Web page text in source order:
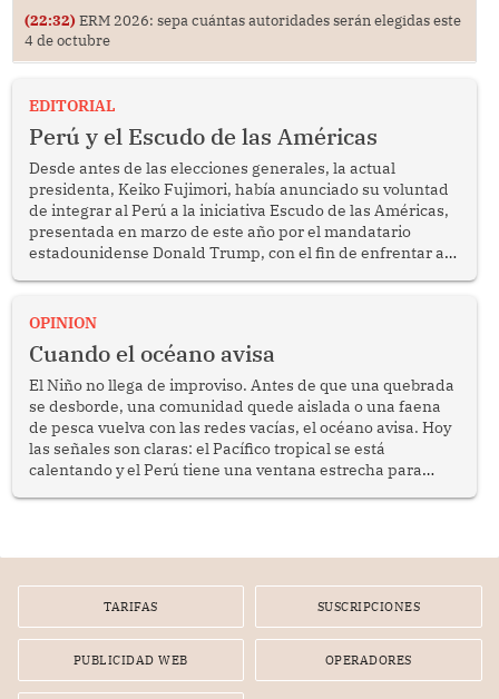
(22:32) ERM 2026: sepa cuántas autoridades serán elegidas este
4 de octubre
EDITORIAL
Perú y el Escudo de las Américas
Desde antes de las elecciones generales, la actual
presidenta, Keiko Fujimori, había anunciado su voluntad
de integrar al Perú a la iniciativa Escudo de las Américas,
presentada en marzo de este año por el mandatario
estadounidense Donald Trump, con el fin de enfrentar al
OPINION
Cuando el océano avisa
El Niño no llega de improviso. Antes de que una quebrada
se desborde, una comunidad quede aislada o una faena
de pesca vuelva con las redes vacías, el océano avisa. Hoy
las señales son claras: el Pacífico tropical se está
calentando y el Perú tiene una ventana estrecha para
TARIFAS SUSCRIPCIONES
PUBLICIDAD WEB OPERADORES